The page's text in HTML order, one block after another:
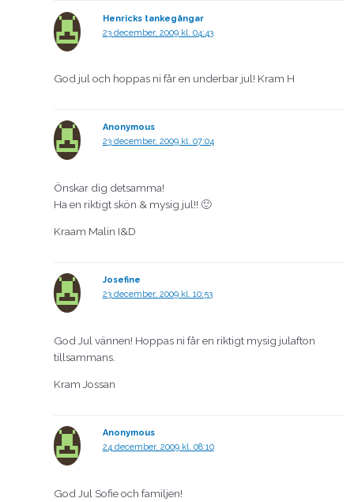
Henricks tankegångar
23 december, 2009 kl. 04:43
God jul och hoppas ni får en underbar jul! Kram H
Anonymous
23 december, 2009 kl. 07:04
Önskar dig detsamma!
Ha en riktigt skön & mysig jul!! 🙂
Kraam Malin I&D
Josefine
23 december, 2009 kl. 10:53
God Jul vännen! Hoppas ni får en riktigt mysig julafton
tillsammans.
Kram Jossan
Anonymous
24 december, 2009 kl. 08:10
God Jul Sofie och familjen!